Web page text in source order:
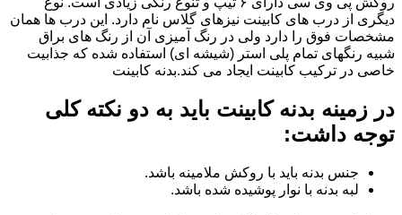
دیگری از درب های کابینت نیزهای گلاس نام دارد. این درب ها همان
مشخصات فوق را دارد ولی در رنگ آمیزی آن از رنگ های براق
شبیه رنگهای تمام پلی استر (شیشه ای) استفاده شده که جذابیت
خاصی در ترکیب کابینت ایجاد می کند.بدنه کابینت
در زمینه بدنه کابینت باید به دو نکته کلی
توجه داشت:
جنس بدنه باید با روکش ملامینه باشد.
لبه بدنه با نوار پوشیده شده باشد.